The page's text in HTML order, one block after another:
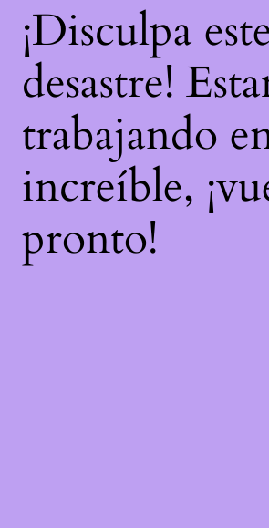
¡Disculpa
desastre!
trabajando
increíble,
pronto!